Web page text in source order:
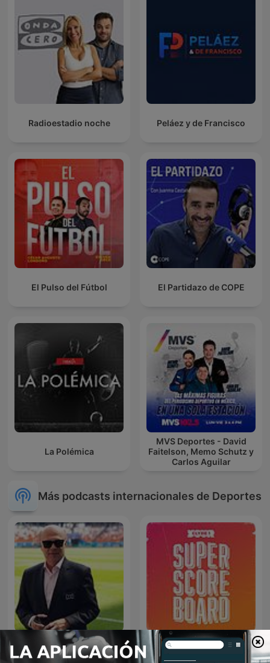
Radioestadio noche Peláez y de Francisco
El Pulso del Fútbol El Partidazo de COPE
La Polémica
MVS Deportes - David
Faitelson, Memo Schutz y
Carlos Aguilar
Más podcasts internacionales de Deportes
Palabras Mayores - Carlos
Antonio Vélez
Superscoreboard